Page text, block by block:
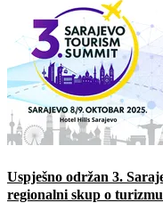
Uspješno održan 3.
regionalni skup o